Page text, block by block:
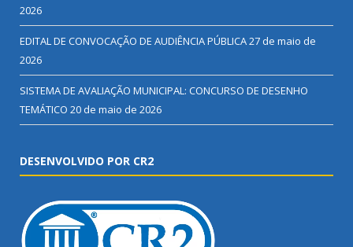
2026
EDITAL DE CONVOCAÇÃO DE AUDIÊNCIA PÚBLICA27 de maio de
2026
SISTEMA DE AVALIAÇÃO MUNICIPAL: CONCURSO DE DESENHO
TEMÁTICO 20 de maio de 2026
DESENVOLVIDO POR CR2